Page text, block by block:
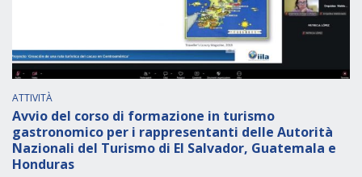
ATTIVITÀ
Avvio del corso di formazione in turismo
gastronomico per i rappresentanti delle Autorità
Nazionali del Turismo di El Salvador, Guatemala e
Honduras